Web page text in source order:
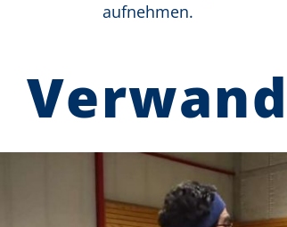
aufnehmen.